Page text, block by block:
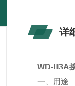
详
WD-III3A
一、用途